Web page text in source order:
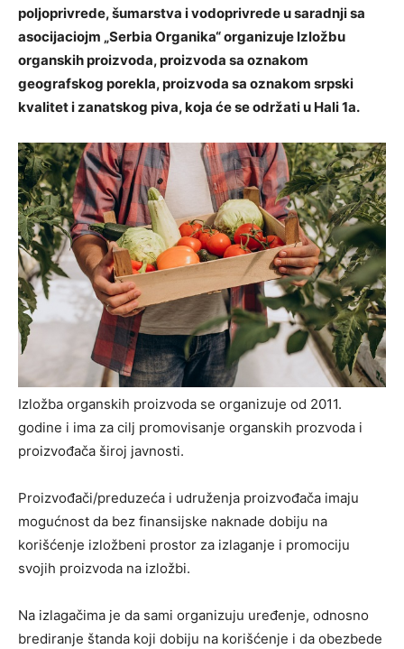
poljoprivrede, šumarstva i vodoprivrede u saradnji sa
asocijaciojm „Serbia Organika“ organizuje Izložbu
organskih proizvoda, proizvoda sa oznakom
geografskog porekla, proizvoda sa oznakom srpski
kvalitet i zanatskog piva, koja će se održati u Hali 1a.
Izložba organskih proizvoda se organizuje od 2011.
godine i ima za cilj promovisanje organskih prozvoda i
proizvođača široj javnosti.
Proizvođači/preduzeća i udruženja proizvođača imaju
mogućnost da bez finansijske naknade dobiju na
korišćenje izložbeni prostor za izlaganje i promociju
svojih proizvoda na izložbi.
Na izlagačima je da sami organizuju uređenje, odnosno
brediranje štanda koji dobiju na korišćenje i da obezbede